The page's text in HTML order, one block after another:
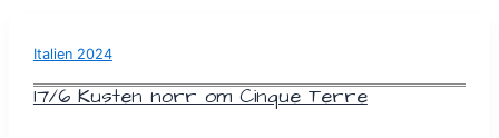
Italien 2024
17/6 Kusten norr om Cinque Terre